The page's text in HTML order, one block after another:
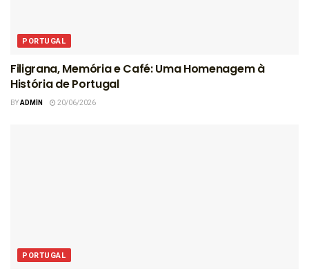
PORTUGAL
Filigrana, Memória e Café: Uma Homenagem à
História de Portugal
BYADMIN 20/06/2026
PORTUGAL